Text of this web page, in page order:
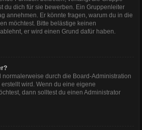
du dich für sie bewerben. Ein Gruppenleiter
annehmen. Er könnte fragen, warum du in die
möchtest. Bitte belästige keinen
er wird einen Grund dafür haben.
normalerweise durch die Board-Administration
wird. Wenn du eine eigene
dann solltest du einen Administrator